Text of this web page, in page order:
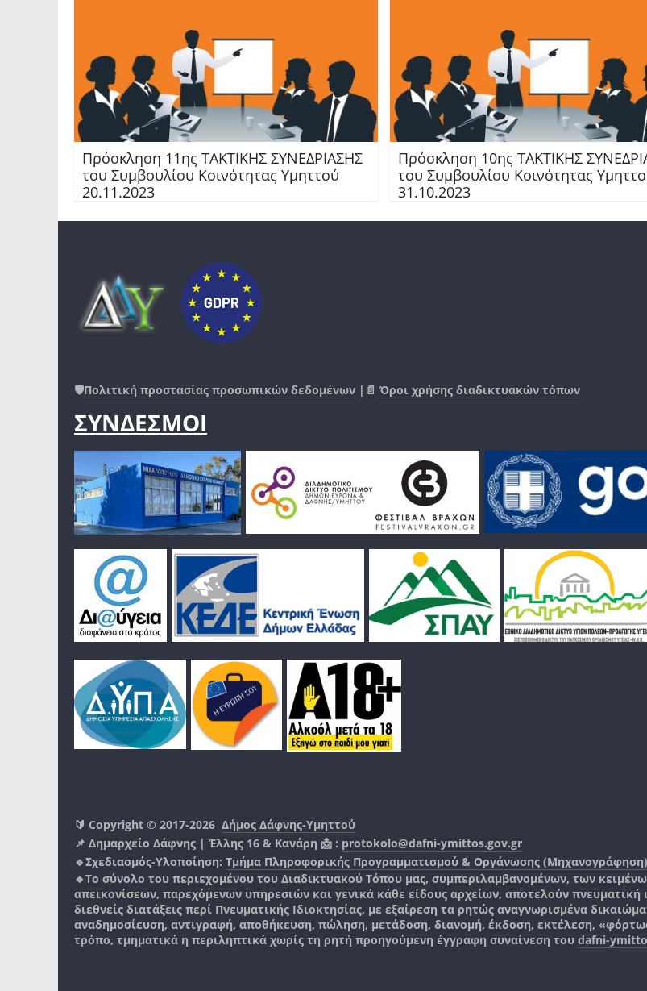
Πρόσκληση 11ης TAKTIKHΣ ΣΥΝΕΔΡΙΑΣΗΣ
του Συμβουλίου Κοινότητας Υμηττού
20.11.2023
Πρόσκληση 10ης TAKTIKHΣ
του Συμβουλίου Κοινότητας
31.10.2023
🛡️Πολιτική προστασίας προσωπικών δεδομένων |📄 Όροι χρήσης διαδικτυακών τόπων
ΣΥΝΔΕΣΜΟΙ
🔰 Copyright © 2017-2026 Δήμος Δάφνης-Υμηττού
📌 Δημαρχείο Δάφνης | Έλλης 16 & Κανάρη 📩 : protokolo@dafni-ymittos.gov.gr
🔹Σχεδιασμός-Υλοποίηση: Τμήμα Πληροφορικής Προγραμματισμού & Οργάνωσης (Μηχανογράφηση)
🔸Το σύνολο του περιεχομένου του Διαδικτυακού Τόπου μας, συμπεριλαμβανομένων, των
απεικονίσεων, παρεχόμενων υπηρεσιών και γενικά κάθε είδους αρχείων, αποτελούν πνευματική
διεθνείς διατάξεις περί Πνευματικής Ιδιοκτησίας, με εξαίρεση τα ρητώς αναγνωρισμένα
αναδημοσίευση, αντιγραφή, αποθήκευση, πώληση, μετάδοση, διανομή, έκδοση, εκτέλεση,
τρόπο, τμηματικά η περιληπτικά χωρίς τη ρητή προηγούμενη έγγραφη συναίνεση του dafni-